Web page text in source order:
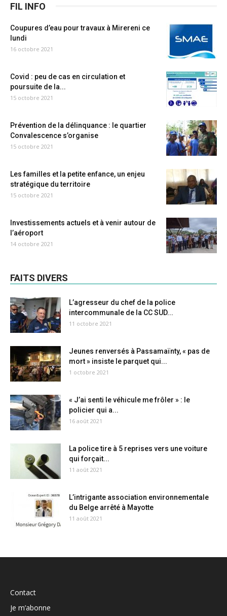
FIL INFO
Coupures d’eau pour travaux à Mirereni ce
lundi
16 octobre 2021
Covid : peu de cas en circulation et
poursuite de la...
15 octobre 2021
Prévention de la délinquance : le quartier
Convalescence s’organise
15 octobre 2021
Les familles et la petite enfance, un enjeu
stratégique du territoire
15 octobre 2021
Investissements actuels et à venir autour de
l’aéroport
14 octobre 2021
FAITS DIVERS
L’agresseur du chef de la police
intercommunale de la CC SUD...
11 octobre 2021
Jeunes renversés à Passamaïnty, « pas de
mort » insiste le parquet qui...
1 octobre 2021
« J’ai senti le véhicule me frôler » : le
policier qui a...
16 août 2021
La police tire à 5 reprises vers une voiture
qui forçait...
11 août 2021
L’intrigante association environnementale
du Belge arrêté à Mayotte
11 août 2021
Contact
Je m’abonne